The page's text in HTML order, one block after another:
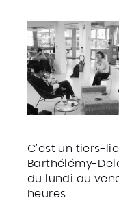
C’est un tiers-
Barthélémy-
du lundi au
heures.